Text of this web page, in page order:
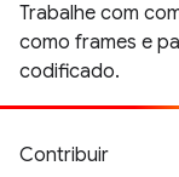
Trabalhe com
como frames e
codificado.
Contribuir